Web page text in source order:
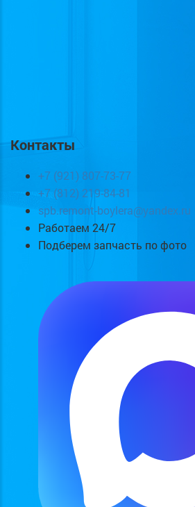
Контакты
+7 (921) 807-73-77
+7 (812) 219-84-81
spb.remont-boylera@yandex.ru
Работаем 24/7
Подберем запчасть по фото